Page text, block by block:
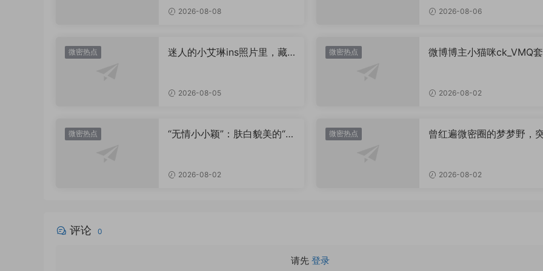
2026-08-08 2026-08-06
微密热点
迷人的小艾琳ins照片里，藏
2026-08-05
微密热点
微博博主小猫咪ck_VMQ套
2026-08-02
微密热点
“无情小小颖”：肤白貌美的“卡
2026-08-02
微密热点
曾红遍微密圈的梦梦野，
2026-08-02
评论 0
请先 登录